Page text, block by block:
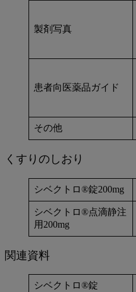
製剤写真
患者向医薬品ガイド
その他
くすりのしおり
シベクトロ®錠200mg
シベクトロ®点滴静注
用200mg
関連資料
シベクトロ®錠